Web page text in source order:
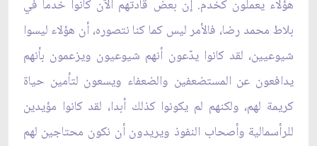
هؤلاء يعملون كخدم. إن بعض قادتهم الآن كانوا خدما في
بلاط محمد رضا، فالأمر ليس كما كنا نتصوره، أن هؤلاء ليسوا
شيوعيين، لقد كانوا يدّعون أنهم شيوعيون ويزعمون بأنهم
يدافعون عن المستضعفين والضعفاء ويسعون لتأمين حياة
كريمة لهم، ولكنهم لم يكونوا كذلك أبدا، لقد كانوا مؤيدين
للرأسمالية وأصحاب النفوذ ويريدون أن نكون محتاجين لهم